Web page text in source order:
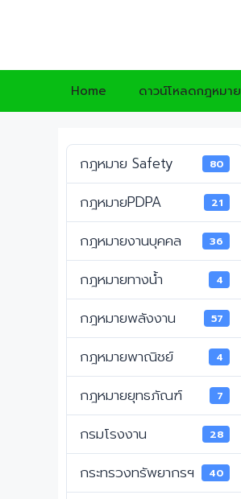
Home ดาวน์โหลดกฎหมาย
กฎหมาย Safety 80
กฎหมายPDPA 21
กฎหมายงานบุคคล 36
กฎหมายทางน้ำ 4
กฎหมายพลังงาน 57
กฎหมายพาณิชย์ 4
กฎหมายยุทธภัณฑ์ 7
กรมโรงงาน 28
กระทรวงทรัพยากรฯ 40